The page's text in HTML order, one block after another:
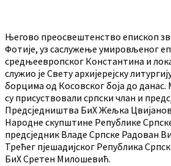
Његово преосвештенство епископ
Фотије, уз саслужење умировљеног
средњеевропског Константина и
служио је Свету архијерејску
борцима од Косовског боја до
су присуствовали српски члан и
Предсједништва БиХ Жељка
Народне скупштине Републике
предсједник Владе Српске Радован
Трећег пјешадијског Република
БиХ Сретен Милошевић.